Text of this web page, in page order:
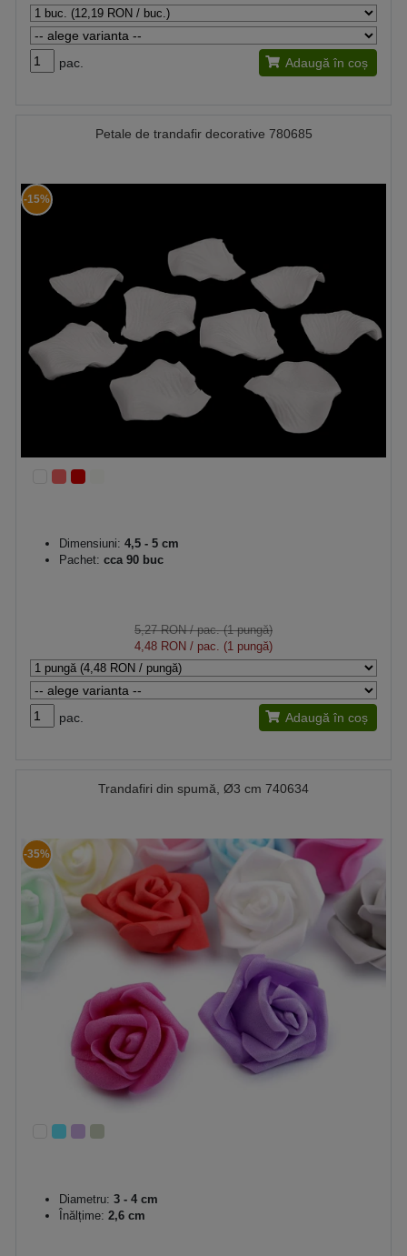
pac. Adaugă în coș
Petale de trandafir decorative 780685
-15%
Dimensiuni: 4,5 - 5 cm
Pachet: cca 90 buc
5,27 RON/ pac. (1 pungă)
4,48 RON / pac. (1 pungă)
pac. Adaugă în coș
Trandafiri din spumă, Ø3 cm 740634
-35%
Diametru: 3 - 4 cm
Înălțime: 2,6 cm